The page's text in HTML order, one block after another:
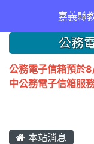
嘉義縣
公務
公務電子信箱預於
中公務電子信箱服
本站消息